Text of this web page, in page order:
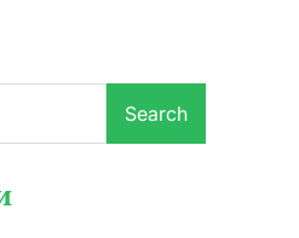
Search